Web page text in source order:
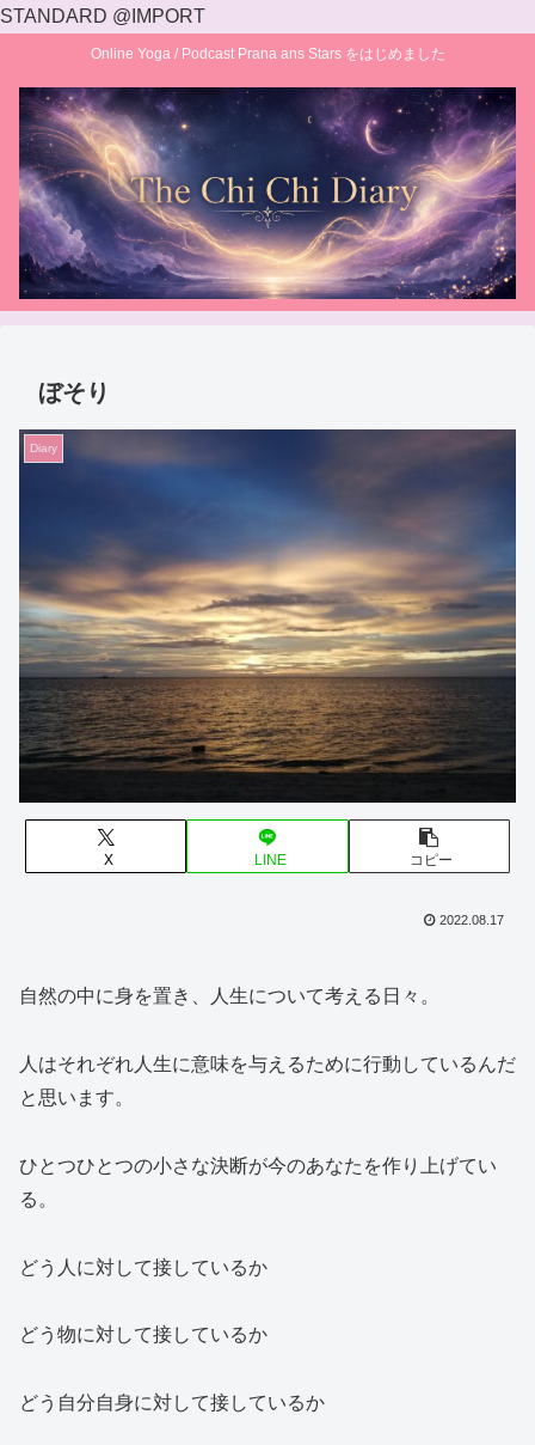
STANDARD @IMPORT
Online Yoga / Podcast Prana ans Stars をはじめました
ぼそり
Diary
X LINE コピー
2022.08.17
自然の中に身を置き、人生について考える日々。
人はそれぞれ人生に意味を与えるために行動しているんだ
と思います。
ひとつひとつの小さな決断が今のあなたを作り上げてい
る。
どう人に対して接しているか
どう物に対して接しているか
どう自分自身に対して接しているか